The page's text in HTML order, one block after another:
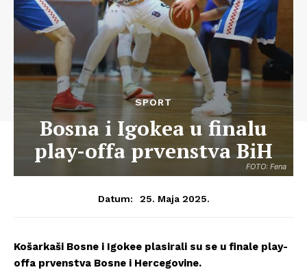
FOTO: Fena
SPORT
Bosna i Igokea u finalu
play-offa prvenstva BiH
Datum: 25. Maja 2025.
Košarkaši Bosne i Igokee plasirali su se u finale play-
offa prvenstva Bosne i Hercegovine.